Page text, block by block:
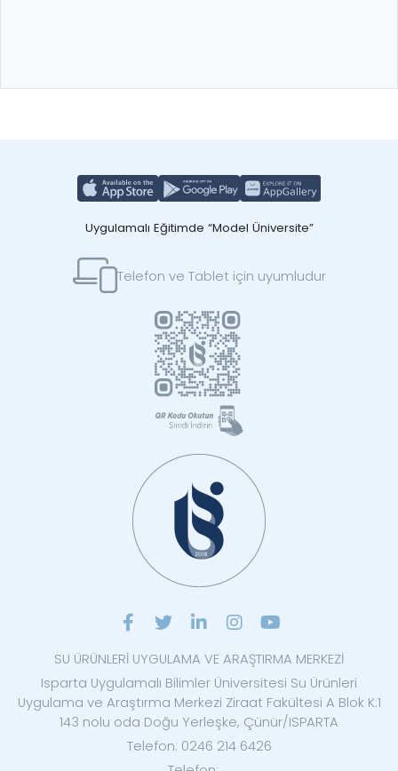
Uygulamalı Eğitimde “Model Üniversite”
Telefon ve Tablet için uyumludur
SU ÜRÜNLERİ UYGULAMA VE ARAŞTIRMA MERKEZİ
Isparta Uygulamalı Bilimler Üniversitesi Su Ürünleri
Uygulama ve Araştırma Merkezi Ziraat Fakültesi A Blok K:1
143 nolu oda Doğu Yerleşke, Çünür/ISPARTA
Telefon: 0246 214 6426